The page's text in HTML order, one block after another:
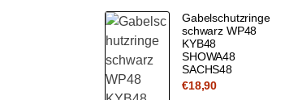
Gabelschutzringe
schwarz WP48
KYB48
SHOWA48
SACHS48
€18,90